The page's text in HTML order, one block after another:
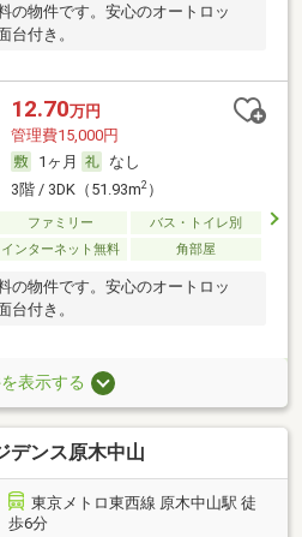
の物件です。安心のオートロッ
台付き。
12.70万円
管理費15,000円
1ヶ月
なし
3階 / 3DK（51.93m2）
ファミリー
バス・トイレ別
インターネット無料 角部屋
の物件です。安心のオートロッ
台付き。
表示する
デンス原木中山
東京メトロ東西線 原木中山駅 徒
歩6分